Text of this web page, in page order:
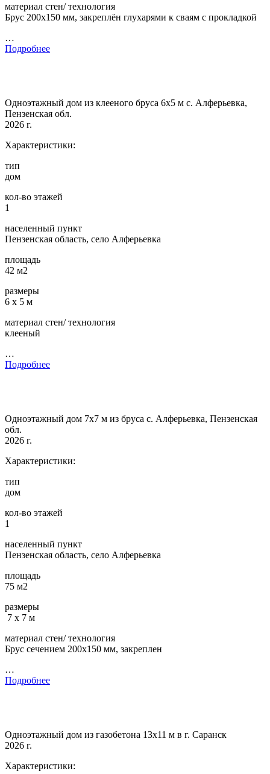
материал стен/ технология
Брус 200х150 мм, закреплён глухарями к сваям с прокладкой
…
Подробнее
Одноэтажный дом из клееного бруса 6х5 м с. Алферьевка,
Пензенская обл.
2026 г.
Характеристики:
тип
дом
кол-во этажей
1
населенный пункт
Пензенская область, село Алферьевка
площадь
42 м2
размеры
6 х 5 м
материал стен/ технология
клееный
…
Подробнее
Одноэтажный дом 7х7 м из бруса с. Алферьевка, Пензенская
обл.
2026 г.
Характеристики:
тип
дом
кол-во этажей
1
населенный пункт
Пензенская область, село Алферьевка
площадь
75 м2
размеры
7 х 7 м
материал стен/ технология
Брус сечением 200х150 мм, закреплен
…
Подробнее
Одноэтажный дом из газобетона 13х11 м в г. Саранск
2026 г.
Характеристики: